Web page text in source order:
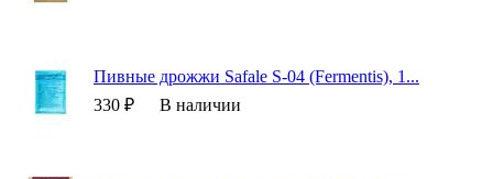
Пивные дрожжи Safale S-04 (Fermentis), 1...
330 ₽
В наличии